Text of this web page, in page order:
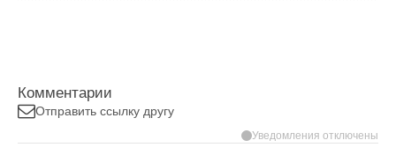
Комментарии
Отправить ссылку другу
Уведомления отключены